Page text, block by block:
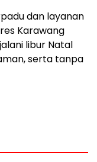
dan layanan
Karawang
libur Natal
serta tanpa